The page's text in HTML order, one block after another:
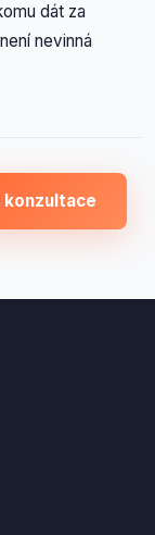
dát za
nevinná
konzultace